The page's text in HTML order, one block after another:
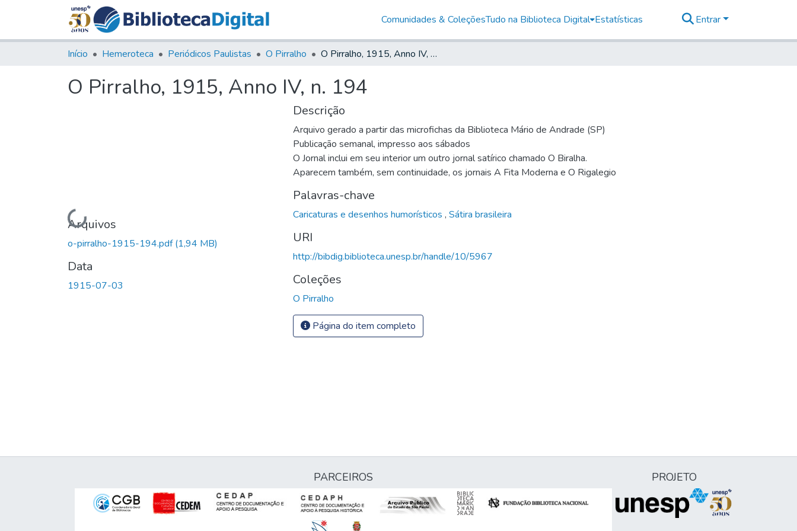
Comunidades & ColeçõesTudo na Biblioteca Digital Estatísticas Entrar
Início Hemeroteca Periódicos Paulistas O Pirralho O Pirralho, 1915, Anno IV, n. 194
O Pirralho, 1915, Anno IV, n. 194
Carregando...
Arquivos
o-pirralho-1915-194.pdf(1,94 MB)
Data
1915-07-03
Descrição
Arquivo gerado a partir das microfichas da Biblioteca Mário de Andrade (SP)
Publicação semanal, impresso aos sábados
O Jornal inclui em seu interior um outro jornal satírico chamado O Biralha.
Aparecem também, sem continuidade, os jornais A Fita Moderna e O Rigalegio
Palavras-chave
Caricaturas e desenhos humorísticos , Sátira brasileira
URI
http://bibdig.biblioteca.unesp.br/handle/10/5967
Coleções
O Pirralho
Página do item completo
PARCEIROS PROJETO